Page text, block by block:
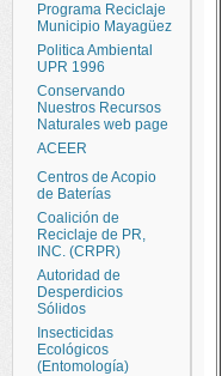
Programa Reciclaje
Municipio Mayagüez
Politica Ambiental
UPR 1996
Conservando
Nuestros Recursos
Naturales web page
ACEER
Centros de Acopio
de Baterías
Coalición de
Reciclaje de PR,
INC. (CRPR)
Autoridad de
Desperdicios
Sólidos
Insecticidas
Ecológicos
(Entomología)